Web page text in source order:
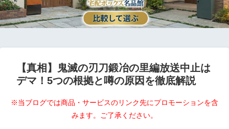
【真相】鬼滅の刃刀鍛冶の里編放送中止は
デマ！5つの根拠と噂の原因を徹底解説
※当ブログでは商品・サービスのリンク先にプロモーションを含
みます。ご了承ください。